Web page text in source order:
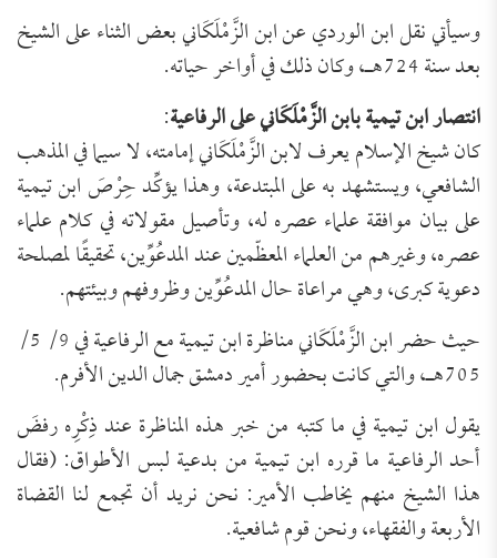
وسيأتي نقل ابن الوردي عن ابن الزَّمْلَكَاني بعض الثناء على الشيخ
بعد سنة 724هـ، وكان ذلك في أواخر حياته.
انتصار ابن تيمية بابن الزَّمْلَكَاني على الرفاعية:
كان شيخ الإسلام يعرف لابن الزَّمْلَكَاني إمامته، لا سيما في المذهب
الشافعي، ويستشهد به على المبتدعة، وهذا يؤكِّد حِرْصَ ابن تيمية
على بيان موافقة علماء عصره له، وتأصيل مقولاته في كلام علماء
عصره، وغيرهم من العلماء المعظّمين عند المدعُوِّين، تحقيقًا لمصلحة
دعوية كبرى، وهي مراعاة حال المدعُوِّين وظروفهم وبيئتهم.
حيث حضر ابن الزَّمْلَكَاني مناظرة ابن تيمية مع الرفاعية في 9/ 5/
705هـ، والتي كانت بحضور أمير دمشق جمال الدين الأفرم.
يقول ابن تيمية في ما كتبه من خبر هذه المناظرة عند ذِكْرِه رفضَ
أحد الرفاعية ما قرره ابن تيمية من بدعية لبس الأطواق: (فقال
هذا الشيخ منهم يخاطب الأمير: نحن نريد أن تجمع لنا القضاة
الأربعة والفقهاء، ونحن قوم شافعية.